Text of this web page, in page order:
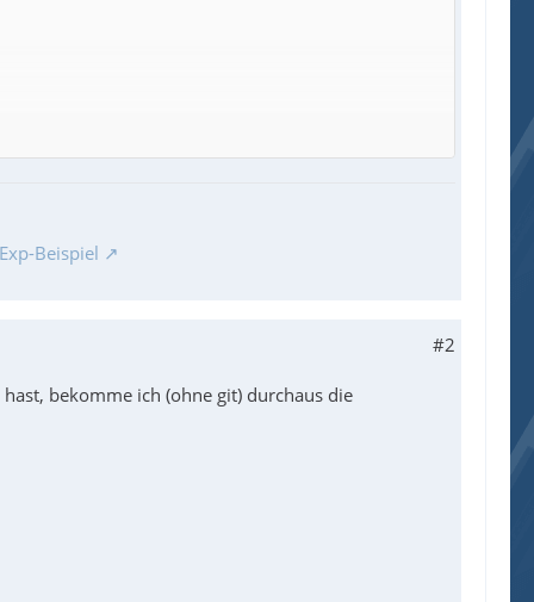
Beispiel
#2
bekomme ich (ohne git) durchaus die